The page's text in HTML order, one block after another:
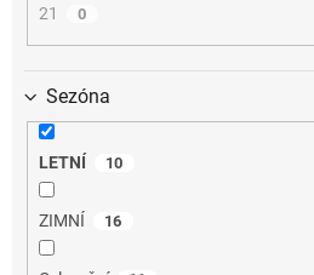
21 0
Sezóna
LETNÍ 10
ZIMNÍ 16